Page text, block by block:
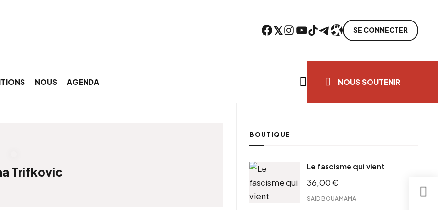
Facebook Twitter Instagram YouTube TikTok TelegramLien SE CONNECTER
NOUS AGENDA NOUS SOUTENIR
Trifkovic
BOUTIQUE
Le fascisme qui vient
36,00€
SAÏD BOUAMAMA